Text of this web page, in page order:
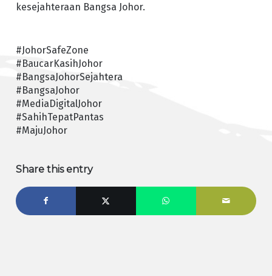
kesejahteraan Bangsa Johor.
#JohorSafeZone
#BaucarKasihJohor
#BangsaJohorSejahtera
#BangsaJohor
#MediaDigitalJohor
#SahihTepatPantas
#MajuJohor
Share this entry